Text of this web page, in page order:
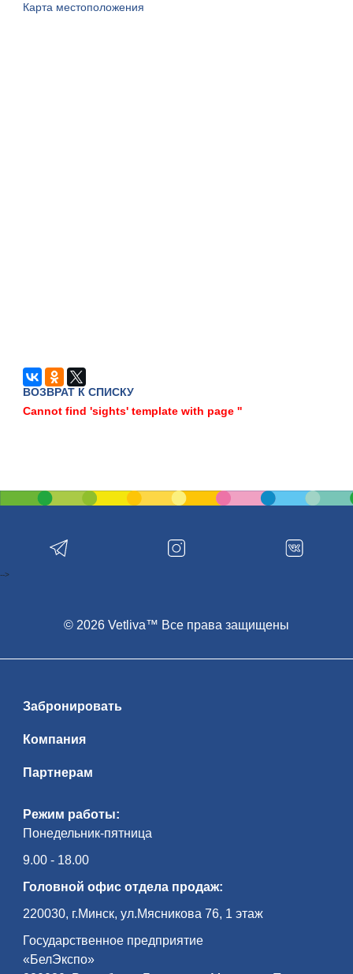
Карта местоположения
ВОЗВРАТ К СПИСКУ
Cannot find 'sights' template with page ''
Режим работы:
Понедельник-пятница
9.00 - 18.00
Головной офис отдела продаж:
220030, г.Минск, ул.Мясникова 76, 1 этаж
Государственное предприятие
«БелЭкспо»
Забронировать
Компания
Партнерам
© 2026 Vetliva™ Все права защищены
-->